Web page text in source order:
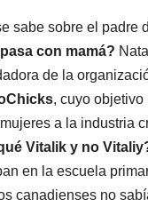
sabe sobre el padre
con mamá?
de la
, cuyo
a la industria
Vitalik y no
en la escuela
canadienses no